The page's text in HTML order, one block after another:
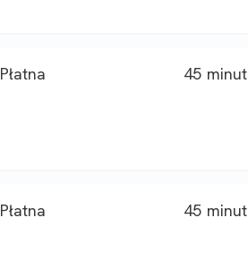
Płatna 45 minut
Płatna 45 minut